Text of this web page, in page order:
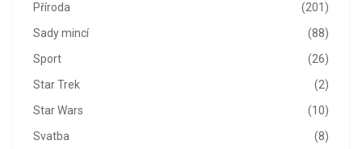
(201)
Příroda
(88)
Sady mincí
(26)
Sport
(2)
Star Trek
(10)
Star Wars
(8)
Svatba